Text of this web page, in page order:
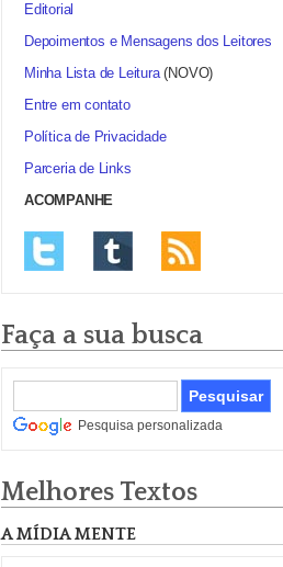
Editorial
Depoimentos e Mensagens dos Leitores
Minha Lista de Leitura(NOVO)
Entre em contato
Política de Privacidade
Parceria de Links
ACOMPANHE
Faça a sua busca
Pesquisa personalizada
Melhores Textos
A MÍDIA MENTE